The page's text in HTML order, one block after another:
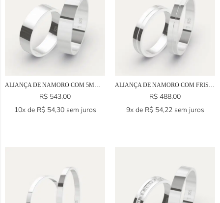
ALIANÇA DE NAMORO COM 5MM EM PRATA 925
R$ 543,00
10x de R$54,30 sem juros
ALIANÇA DE NAMORO COM FRISO EM PRATA 925
R$ 488,00
9x de R$54,22 sem juros